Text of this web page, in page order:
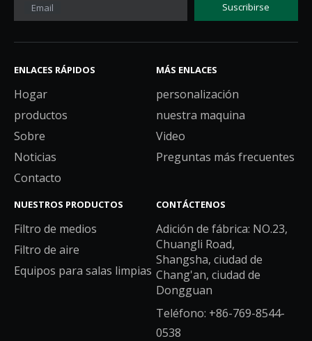
Email Suscribirse
ENLACES RÁPIDOS
Hogar
productos
Sobre
Noticias
Contacto
MÁS ENLACES
personalización
nuestra maquina
Video
Preguntas más frecuentes
NUESTROS PRODUCTOS
Filtro de medios
Filtro de aire
Equipos para salas limpias
CONTÁCTENOS
Adición de fábrica: NO.23,
Chuangli Road,
Shangsha, ciudad de
Chang'an, ciudad de
Dongguan
Teléfono: +86-769-8544-
0538